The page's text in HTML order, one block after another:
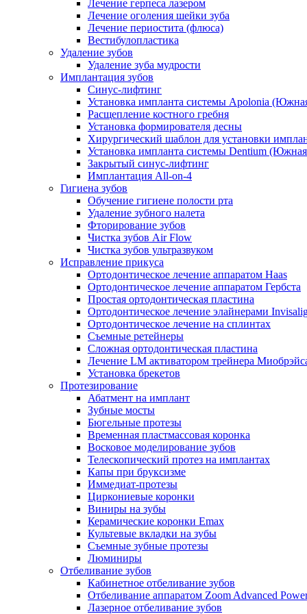
Лечение герпеса лазером
Лечение оголения шейки зуба
Лечение периостита (флюса)
Вестибулопластика
Удаление зубов
Удаление зуба мудрости
Имплантация зубов
Синус-лифтинг
Установка импланта системы Apolonia
Расщепление костного гребня
Установка формирователя десны
Хирургический шаблон для установки
Установка импланта системы Dentium
Закрытый синус-лифтинг
Имплантация All-on-4
Гигиена зубов
Обучение гигиене полости рта
Удаление зубного налета
Фторирование зубов
Чистка зубов Air Flow
Чистка зубов ультразвуком
Исправление прикуса
Ортодонтическое лечение аппаратом Haas
Ортодонтическое лечение аппаратом Гербста
Простая ортодонтическая пластина
Ортодонтическое лечение элайнерами
Ортодонтическое лечение на сплинтах
Съемные ретейнеры
Сложная ортодонтическая пластина
Лечение LM активатором трейнера
Установка брекетов
Протезирование
Абатмент на имплант
Зубные мосты
Бюгельные протезы
Временная пластмассовая коронка
Восковое моделирование зубов
Телескопический протез на имплантах
Капы при бруксизме
Иммедиат-протезы
Циркониевые коронки
Виниры на зубы
Керамические коронки Emax
Культевые вкладки на зубы
Съемные зубные протезы
Люминиры
Отбеливание зубов
Кабинетное отбеливание зубов
Отбеливание аппаратом Zoom Advanced
Лазерное отбеливание зубов